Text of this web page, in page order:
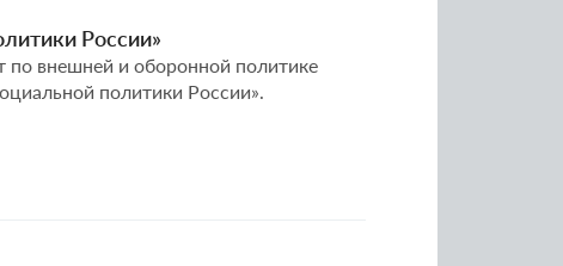
России»
по внешней и оборонной политике
политики России».